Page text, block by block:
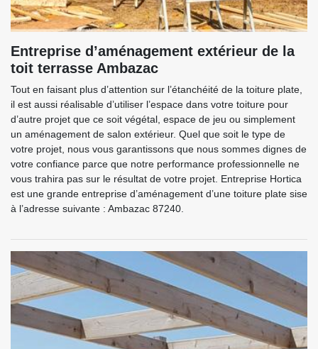
Entreprise d’aménagement extérieur de la
toit terrasse Ambazac
Tout en faisant plus d’attention sur l’étanchéité de la toiture plate,
il est aussi réalisable d’utiliser l’espace dans votre toiture pour
d’autre projet que ce soit végétal, espace de jeu ou simplement
un aménagement de salon extérieur. Quel que soit le type de
votre projet, nous vous garantissons que nous sommes dignes de
votre confiance parce que notre performance professionnelle ne
vous trahira pas sur le résultat de votre projet. Entreprise Hortica
est une grande entreprise d’aménagement d’une toiture plate sise
à l’adresse suivante : Ambazac 87240.